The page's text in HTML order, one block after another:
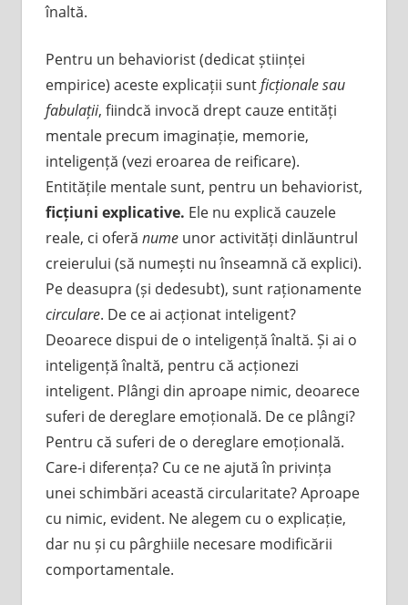
înaltă.
Pentru un behaviorist (dedicat științei
empirice) aceste explicații suntficționale sau
fabulații, fiindcă invocă drept cauze entități
mentale precum imaginație, memorie,
inteligență (vezi eroarea de reificare).
Entitățile mentale sunt, pentru un behaviorist,
ficțiuni explicative. Ele nu explică cauzele
reale, ci oferă numeunor activități dinlăuntrul
creierului (să numești nu înseamnă că explici).
Pe deasupra (și dedesubt), sunt raționamente
circulare. De ce ai acționat inteligent?
Deoarece dispui de o inteligență înaltă. Și ai o
inteligență înaltă, pentru că acționezi
inteligent. Plângi din aproape nimic, deoarece
suferi de dereglare emoțională. De ce plângi?
Pentru că suferi de o dereglare emoțională.
Care-i diferența? Cu ce ne ajută în privința
unei schimbări această circularitate? Aproape
cu nimic, evident. Ne alegem cu o explicație,
dar nu și cu pârghiile necesare modificării
comportamentale.